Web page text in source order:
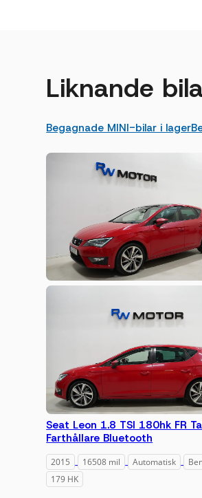
Liknande
Begagnade MINI-bilar i lager
Seat Leon 1.8 TSI 180hk FR
Farthållare Bluetooth
2015 16508 mil Automatisk
179 HK